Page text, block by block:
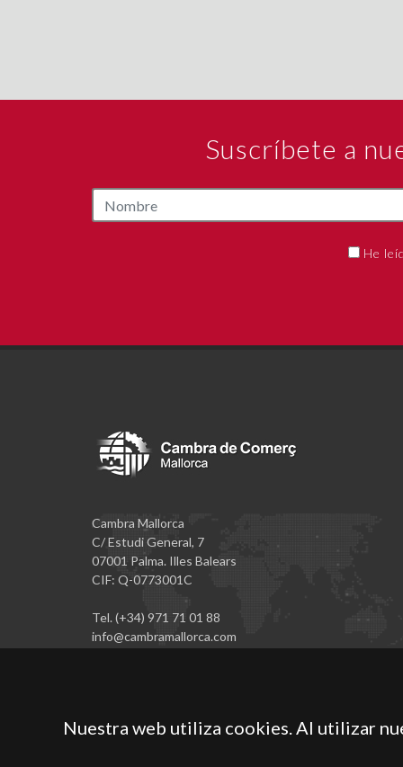
Suscríbete a
He
Cambra Mallorca
C/ Estudi General, 7
07001 Palma. Illes Balears
CIF: Q-0773001C
Tel. (+34) 971 71 01 88
info@cambramallorca.com
Nuestra web utiliza cookies. Al utilizar